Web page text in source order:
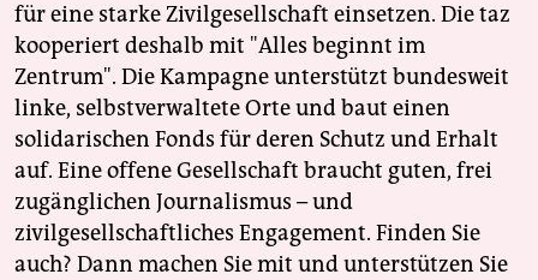
für eine starke Zivilgesellschaft einsetzen. Die taz
kooperiert deshalb mit "Alles beginnt im
Zentrum". Die Kampagne unterstützt bundesweit
linke, selbstverwaltete Orte und baut einen
solidarischen Fonds für deren Schutz und Erhalt
auf. Eine offene Gesellschaft braucht guten, frei
zugänglichen Journalismus – und
zivilgesellschaftliches Engagement. Finden Sie
auch? Dann machen Sie mit und unterstützen Sie